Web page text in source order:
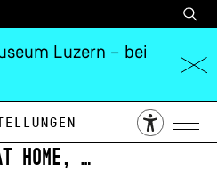
Luzern – bei
de
home, …